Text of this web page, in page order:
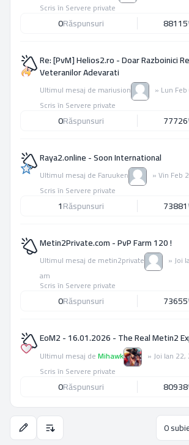
Scris în Servere private
0Răspunsuri 88115
Re: [PvM] Helios2.ro - Doar Razboinici
Veteranilor Adevarati
Ultimul mesaj de mariusion » Lun
Scris în Servere private
0Răspunsuri 77726
Raya2.online - Soon International
Ultimul mesaj de Faruuken »Vin Feb
Scris în Servere private
1Răspunsuri 73881
Metin2Private.com - PvP Farm 120 !
Ultimul mesaj de metin2private » Joi
am
Scris în Servere private
0Răspunsuri 73655
EoM2 - 16.01.2026 - The Real Metin2
Ultimul mesaj deMihawk » Joi Ian
Scris în Servere private
0Răspunsuri 80938
Opţiuni de sortare şi afişare. 0